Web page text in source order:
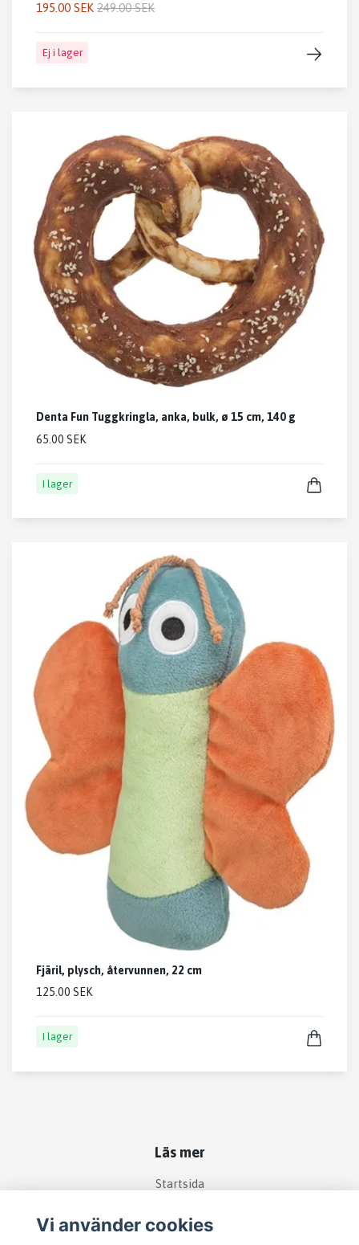
195.00 SEK 249.00 SEK
Ej i lager
Denta Fun Tuggkringla, anka, bulk, ø 15 cm, 140 g
65.00 SEK
I lager
Fjäril, plysch, återvunnen, 22 cm
125.00 SEK
I lager
Läs mer
Startsida
Kontakt
Vi använder cookies